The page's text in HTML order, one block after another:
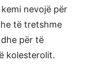
nevojë për
të tretshme
për të
kolesterolit.